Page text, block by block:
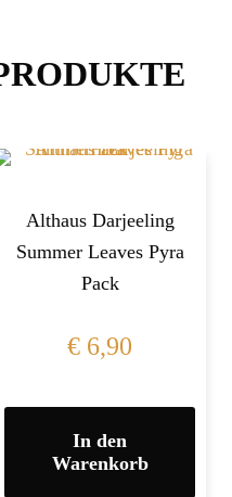
Althaus Darjeeling
Summer Leaves Pyra
Pack
€ 6,90
In den
Warenkorb